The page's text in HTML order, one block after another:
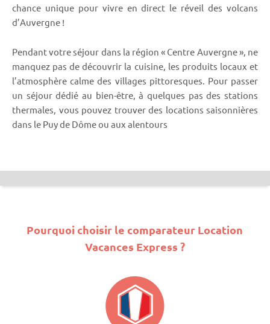
chance unique pour vivre en direct le réveil des volcans
d’Auvergne !
Pendant votre séjour dans la région « Centre Auvergne », ne
manquez pas de découvrir la cuisine, les produits locaux et
l’atmosphère calme des villages pittoresques. Pour passer
un séjour dédié au bien-être, à quelques pas des stations
thermales, vous pouvez trouver des locations saisonnières
dans le Puy de Dôme ou aux alentours
Pourquoi choisir le comparateur Location
Vacances Express ?